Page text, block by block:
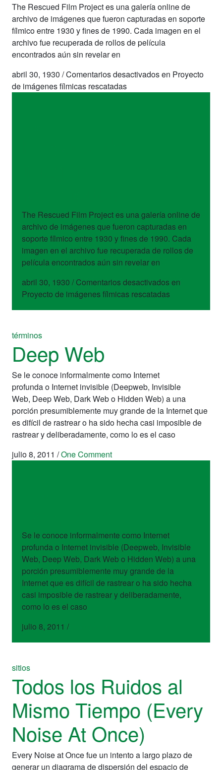
The Rescued Film Project es una galería online de
archivo de imágenes que fueron capturadas en soporte
fílmico entre 1930 y fines de 1990. Cada imagen en el
archivo fue recuperada de rollos de película
encontrados aún sin revelar en
abril 30, 1930 /Comentarios desactivadosen Proyecto
de imágenes fílmicas rescatadas
The Rescued Film Project es una galería online de
archivo de imágenes que fueron capturadas en
soporte fílmico entre 1930 y fines de 1990. Cada
imagen en el archivo fue recuperada de rollos de
película encontrados aún sin revelar en
abril 30, 1930 / Comentarios desactivadosen
Proyecto de imágenes fílmicas rescatadas
términos
Deep Web
Se le conoce informalmente como Internet
profunda o Internet invisible (Deepweb, Invisible
Web, Deep Web, Dark Web o Hidden Web) a una
porción presumiblemente muy grande de la Internet que
es difícil de rastrear o ha sido hecha casi imposible de
rastrear y deliberadamente, como lo es el caso
julio 8, 2011 /One Comment
Se le conoce informalmente como Internet
profunda o Internet invisible (Deepweb, Invisible
Web, Deep Web, Dark Web o Hidden Web) a una
porción presumiblemente muy grande de la
Internet que es difícil de rastrear o ha sido hecha
casi imposible de rastrear y deliberadamente,
como lo es el caso
julio 8, 2011 /
sitios
Todos los Ruidos al
Mismo Tiempo (Every
Noise At Once)
Every Noise at Once fue un intento a largo plazo de
generar un diagrama de dispersión del espacio de